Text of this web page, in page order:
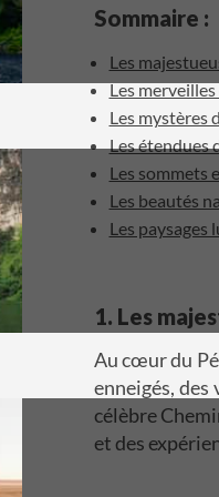
Sommaire :
Les
Les merveilles
Les mystères
Les étendues
Les sommets
Les beautés
Les paysages
1. Les
Au cœur du
enneigés,
célèbre
et des